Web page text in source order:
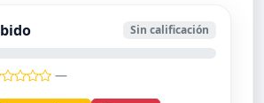
Sin calificación
—